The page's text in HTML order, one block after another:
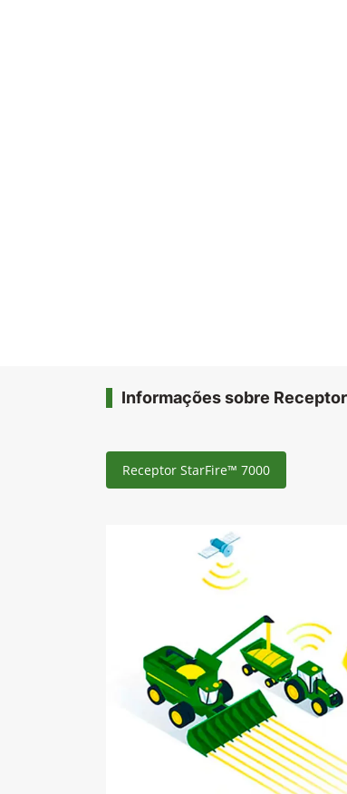
Informações sobre
Receptor StarFire™ 7000